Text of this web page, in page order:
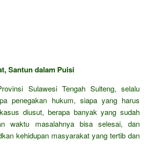
Santun dalam Puisi
Sulawesi Tengah Sulteng, selalu
penegakan hukum, siapa yang harus
diusut, berapa banyak yang sudah
waktu masalahnya bisa selesai, dan
kehidupan masyarakat yang tertib dan